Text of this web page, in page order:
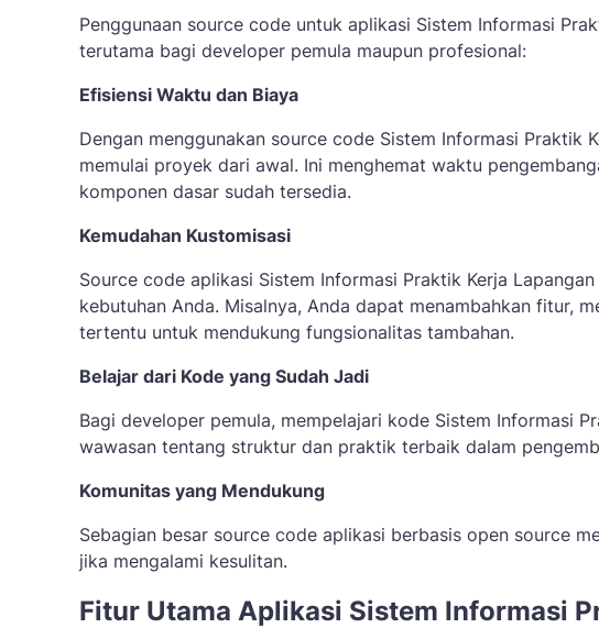
Penggunaan source code untuk aplikasi Sistem Informasi
terutama bagi developer pemula maupun profesional:
Efisiensi Waktu dan Biaya
Dengan menggunakan source code Sistem Informasi Praktik
memulai proyek dari awal. Ini menghemat waktu
komponen dasar sudah tersedia.
Kemudahan Kustomisasi
Source code aplikasi Sistem Informasi Praktik Kerja
kebutuhan Anda. Misalnya, Anda dapat menambahkan fitur,
tertentu untuk mendukung fungsionalitas tambahan.
Belajar dari Kode yang Sudah Jadi
Bagi developer pemula, mempelajari kode Sistem Informasi
wawasan tentang struktur dan praktik terbaik dalam
Komunitas yang Mendukung
Sebagian besar source code aplikasi berbasis open source
jika mengalami kesulitan.
Fitur Utama Aplikasi Sistem Informasi